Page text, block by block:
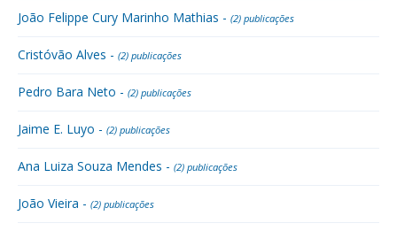
João Felippe Cury Marinho Mathias - (2) publicações
Cristóvão Alves - (2) publicações
Pedro Bara Neto - (2) publicações
Jaime E. Luyo - (2) publicações
Ana Luiza Souza Mendes - (2) publicações
João Vieira - (2) publicações